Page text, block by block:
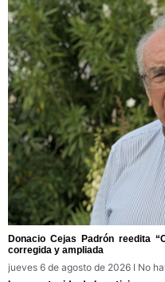
Donacio Cejas Padrón reedita
corregida y ampliada
jueves 6 de agosto de 2026
No